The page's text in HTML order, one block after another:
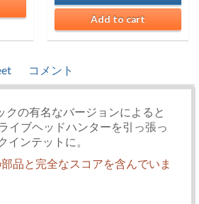
Add to cart
コメント
クの有名なバージョンによると
イブヘッドハンターを引っ張っ
インテットに。
品と完全なスコアを含んでいま